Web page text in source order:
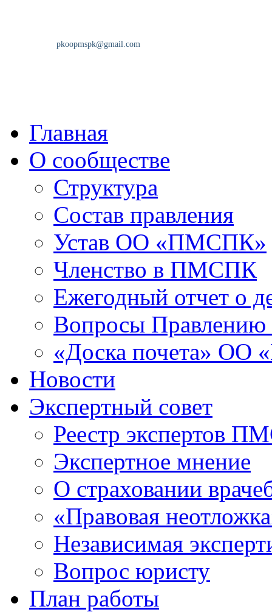
Главная
О сообществе
Структура
Состав правления
Устав ОО «ПМСПК»
Членство в ПМСПК
Ежегодный отчет о
Вопросы
«Доска почета»
Новости
Экспертный совет
Реестр экспертов
Экспертное мнение
О страховании
«Правовая
Независимая
Вопрос юристу
План работы